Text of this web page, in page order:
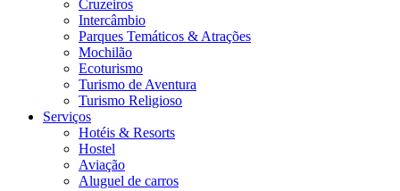
Cruzeiros
Intercâmbio
Parques Temáticos & Atrações
Mochilão
Ecoturismo
Turismo de Aventura
Turismo Religioso
Serviços
Hotéis & Resorts
Hostel
Aviação
Aluguel de carros